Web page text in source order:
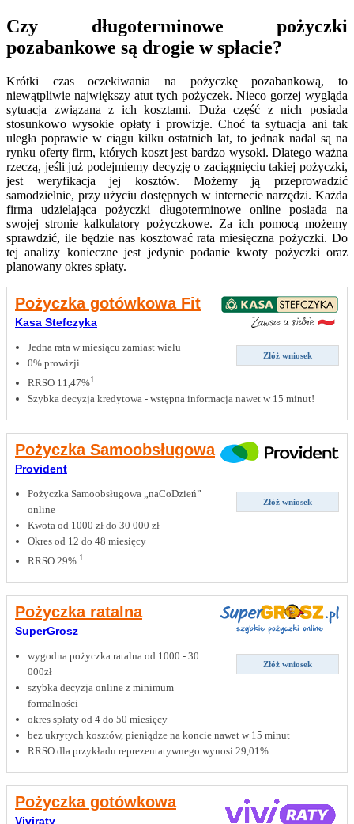
Czy długoterminowe pożyczki
pozabankowe są drogie w spłacie?
Krótki czas oczekiwania na pożyczkę pozabankową, to
niewątpliwie największy atut tych pożyczek. Nieco gorzej wygląda
sytuacja związana z ich kosztami. Duża część z nich posiada
stosunkowo wysokie opłaty i prowizje. Choć ta sytuacja ani tak
uległa poprawie w ciągu kilku ostatnich lat, to jednak nadal są na
rynku oferty firm, których koszt jest bardzo wysoki. Dlatego ważna
rzeczą, jeśli już podejmiemy decyzję o zaciągnięciu takiej pożyczki,
jest weryfikacja jej kosztów. Możemy ją przeprowadzić
samodzielnie, przy użyciu dostępnych w internecie narzędzi. Każda
firma udzielająca pożyczki długoterminowe online posiada na
swojej stronie kalkulatory pożyczkowe. Za ich pomocą możemy
sprawdzić, ile będzie nas kosztować rata miesięczna pożyczki. Do
tej analizy konieczne jest jedynie podanie kwoty pożyczki oraz
planowany okres spłaty.
Pożyczka gotówkowa Fit
Kasa Stefczyka
Złóż wniosek
Jedna rata w miesiącu zamiast wielu
0% prowizji
RRSO 11,47%1
Szybka decyzja kredytowa - wstępna informacja nawet w 15 minut!
Pożyczka Samoobsługowa
Provident
Złóż wniosek
Pożyczka Samoobsługowa „naCoDzień”
online
Kwota od 1000 zł do 30 000 zł
Okres od 12 do 48 miesięcy
RRSO 29% 1
Pożyczka ratalna
SuperGrosz
Złóż wniosek
wygodna pożyczka ratalna od 1000 - 30
000zł
szybka decyzja online z minimum
formalności
okres spłaty od 4 do 50 miesięcy
bez ukrytych kosztów, pieniądze na koncie nawet w 15 minut
RRSO dla przykładu reprezentatywnego wynosi 29,01%
Pożyczka gotówkowa
Viviraty